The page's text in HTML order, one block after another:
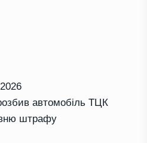
автомобіль ТЦК
штрафу